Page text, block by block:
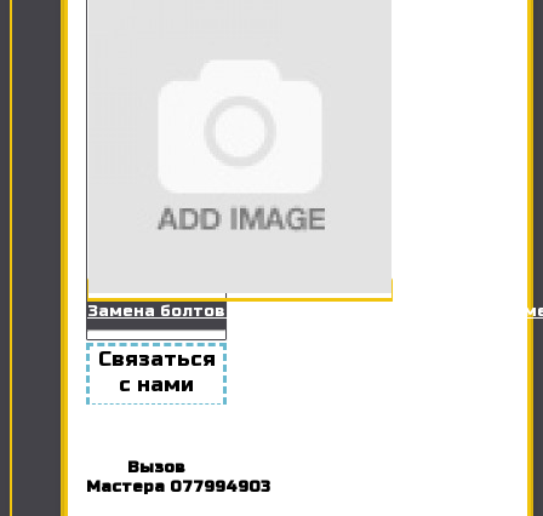
Замена болтов крепления унитаза к полу (+
Связаться
с нами
Вызов
Мастера 077994903